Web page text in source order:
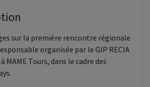
sur la première rencontre régionale
organisée par le GIP RECIA
MAME Tours, dans le cadre des